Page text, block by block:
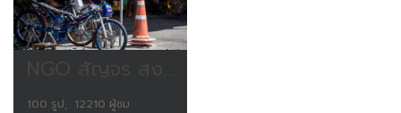
100 รูป, 12210 ผู้ชม